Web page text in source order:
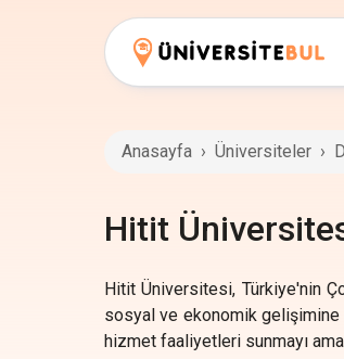
Anasayfa › Üniversiteler ›
Hitit
Hitit Üniversitesi, Türkiye'nin
sosyal ve ekonomik gelişimine
hizmet faaliyetleri sunmayı